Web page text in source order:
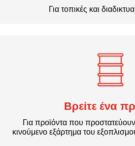
Για τοπικές και
Βρείτε ένα
Για προϊόντα που
κινούμενο εξάρτημα του